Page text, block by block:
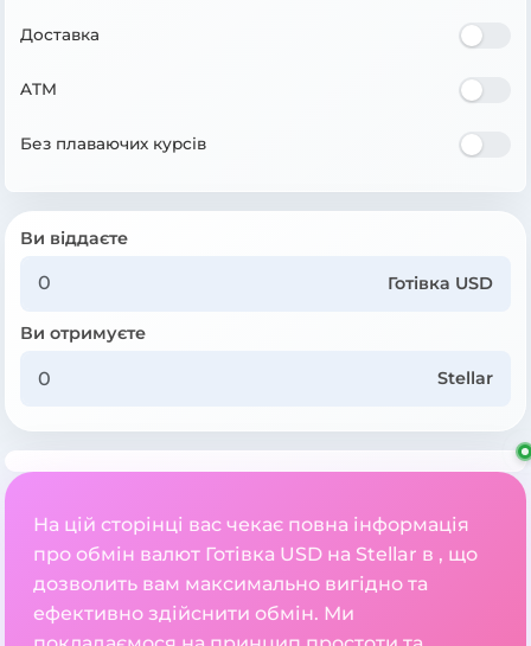
Доставка
ATM
Без плаваючих курсів
Ви віддаєте
Готівка USD
Ви отримуєте
Stellar
На цій сторінці вас чекає повна інформація
про обмін валют Готівка USD на Stellar в , що
дозволить вам максимально вигідно та
ефективно здійснити обмін. Ми